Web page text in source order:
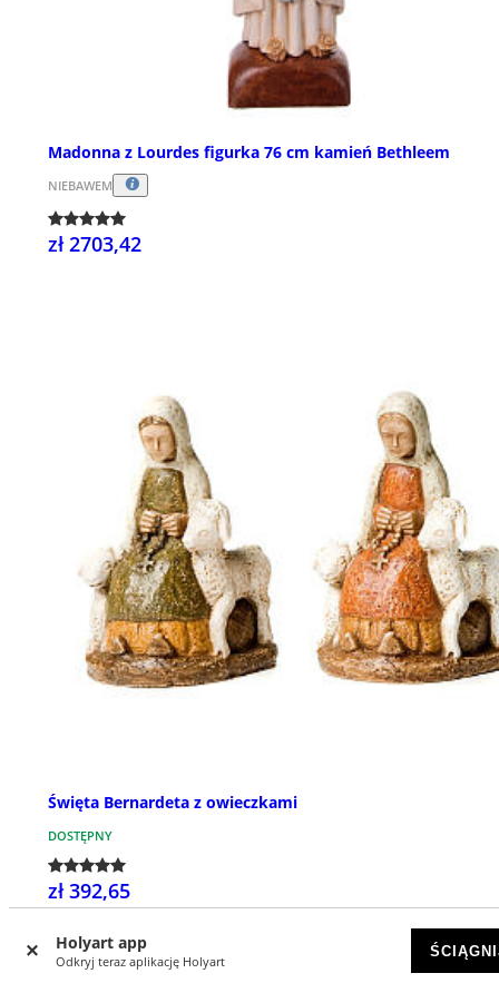
Holyart app
Odkryj teraz aplikację Holyart
Madonna z Lourdes figurka 76 cm kamień Bethleem
NIEBAWEM
zł 2703,42
Święta Bernardeta z owieczkami
DOSTĘPNY
zł 392,65